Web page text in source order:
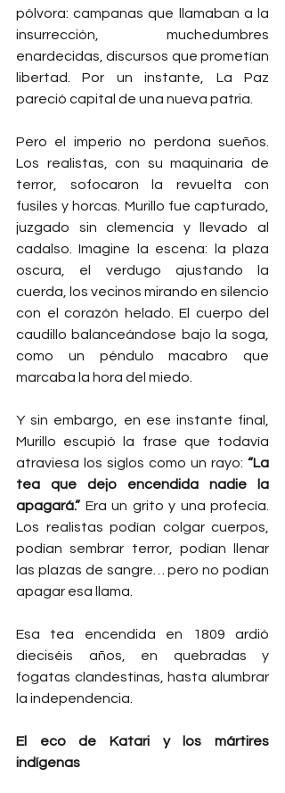
pólvora: campanas que llamaban a la
insurrección, muchedumbres
enardecidas, discursos que prometían
libertad. Por un instante, La Paz
pareció capital de una nueva patria.
Pero el imperio no perdona sueños.
Los realistas, con su maquinaria de
terror, sofocaron la revuelta con
fusiles y horcas. Murillo fue capturado,
juzgado sin clemencia y llevado al
cadalso. Imagine la escena: la plaza
oscura, el verdugo ajustando la
cuerda, los vecinos mirando en silencio
con el corazón helado. El cuerpo del
caudillo balanceándose bajo la soga,
como un péndulo macabro que
marcaba la hora del miedo.
Y sin embargo, en ese instante final,
Murillo escupió la frase que todavía
atraviesa los siglos como un rayo: “La
tea que dejo encendida nadie la
apagará.” Era un grito y una profecía.
Los realistas podían colgar cuerpos,
podían sembrar terror, podían llenar
las plazas de sangre… pero no podían
apagar esa llama.
Esa tea encendida en 1809 ardió
dieciséis años, en quebradas y
fogatas clandestinas, hasta alumbrar
la independencia.
El eco de Katari y los mártires
indígenas